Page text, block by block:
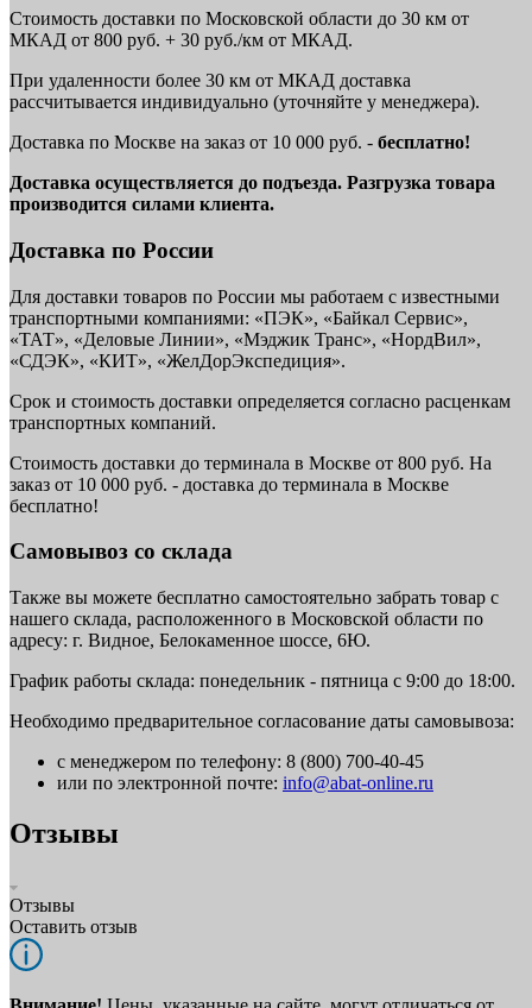
Стоимость доставки по Московской области до 30 км от
МКАД от 800 руб. + 30 руб./км от МКАД.
При удаленности более 30 км от МКАД доставка
рассчитывается индивидуально (уточняйте у менеджера).
Доставка по Москве на заказ от 10 000 руб. - бесплатно!
Доставка осуществляется до подъезда. Разгрузка товара
производится силами клиента.
Доставка по России
Для доставки товаров по России мы работаем с известными
транспортными компаниями: «ПЭК», «Байкал Сервис»,
«ТАТ», «Деловые Линии», «Мэджик Транс», «НордВил»,
«СДЭК», «КИТ», «ЖелДорЭкспедиция».
Срок и стоимость доставки определяется согласно расценкам
транспортных компаний.
Стоимость доставки до терминала в Москве от 800 руб. На
заказ от 10 000 руб. - доставка до терминала в Москве
бесплатно!
Самовывоз со склада
Также вы можете бесплатно самостоятельно забрать товар с
нашего склада, расположенного в Московской области по
адресу: г. Видное, Белокаменное шоссе, 6Ю.
График работы склада: понедельник - пятница с 9:00 до 18:00.
Необходимо предварительное согласование даты самовывоза:
с менеджером по телефону: 8 (800) 700-40-45
или по электронной почте: info@abat-online.ru
Отзывы
Отзывы
Оставить отзыв